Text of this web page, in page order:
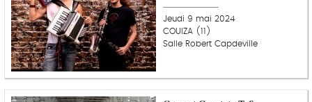
Jeudi 9 mai 2024
COUIZA (11)
Salle Robert Capdeville